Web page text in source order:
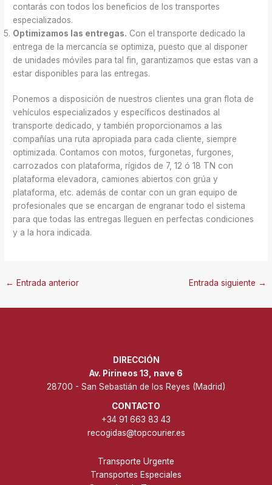
contarás con todos los beneficios de los transportes
especializados.
Optimizamos las entregas. Con el transporte dedicado la
entrega de la mercancía se optimiza, puesto que al disponer
de unidades móviles para tal fin, garantizamos que estas van a
estar disponibles para las entregas.
Ponemos a disposición de nuestros clientes una gran flota de
vehículos especializados y específicos destinados al
transporte dedicado, y también proporcionamos a las
compañías una ruta apropiada para cada cliente, siempre
optimizada. Contamos con motos, furgonetas, furgones,
carrozados con plataforma, rígidos de 7, 12 ó 18 TN con
plataforma elevadora, camiones abiertos con grúa y
plataforma, etc. además de contar con un gran equipo de
profesionales que se encargan de engranar todo el sistema
para que todas las entregas lleguen en perfectas condiciones
y a la hora indicada.
← Entrada anterior Entrada siguiente →
DIRECCIÓN
Av. Pirineos 13, nave 6
28700 - San Sebastián de los Reyes (Madrid)
CONTACTO
+34 91 663 83 43
recogidas@topcourier.es
Transporte Urgente
Transportes Especiales